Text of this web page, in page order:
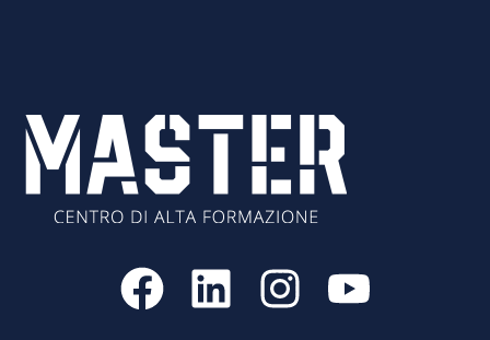
F
a
L
i
I
n
Y
o